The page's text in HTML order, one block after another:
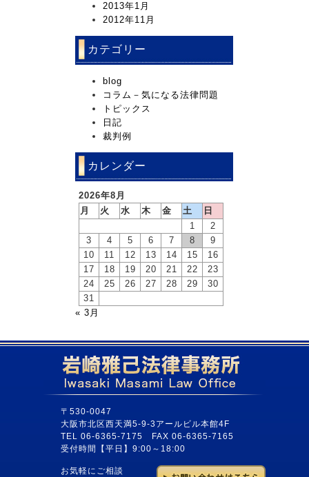
2013年1月
2012年11月
カテゴリー
blog
コラム－気になる法律問題
トピックス
日記
裁判例
カレンダー
2026年8月
月
火 水 木 金 土
日
1
2
3
4 5 6 7 8
9
10
11 12 13 14 15
16
17
18 19 20 21 22
23
24
25 26 27 28 29
30
31
« 3月
〒530-0047
大阪市北区西天満5-9-3アールビル本館4F
TEL 06-6365-7175 FAX 06-6365-7165
受付時間【平日】9:00～18:00
お気軽にご相談